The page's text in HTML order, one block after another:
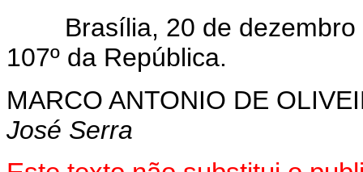
Brasília, 20 de dezembro
107º da República.
MARCO ANTONIO DE
José Serra